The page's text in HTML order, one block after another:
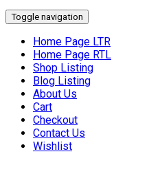
Toggle navigation
Home Page LTR
Home Page RTL
Shop Listing
Blog Listing
About Us
Cart
Checkout
Contact Us
Wishlist